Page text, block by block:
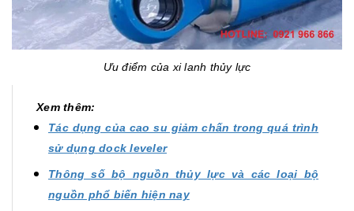
Ưu điểm của xi lanh thủy lực
Xem thêm:
Tác dụng của cao su giảm chấn trong quá trình
sử dụng dock leveler
Thông số bộ nguồn thủy lực và các loại bộ
nguồn phổ biến hiện nay